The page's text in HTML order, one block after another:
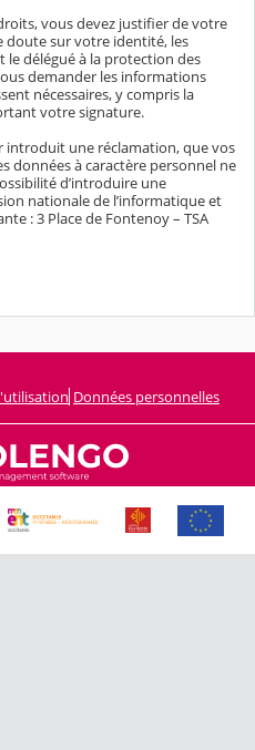
vous devez justifier de votre
doute sur votre identité, les
le délégué à la protection des
demander les informations
nécessaires, y compris la
votre signature.
introduit une réclamation, que vos
données à caractère personnel ne
d’introduire une
nationale de l’informatique et
: 3 Place de Fontenoy – TSA
Données personnelles